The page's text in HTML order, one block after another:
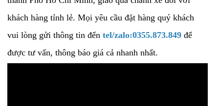
khách hàng tỉnh lẻ. Mọi yêu cầu đặt hàng quý khách
vui lòng gửi thông tin đến tel/zalo:0355.873.849 để
được tư vấn, thông báo giá cả nhanh nhất.